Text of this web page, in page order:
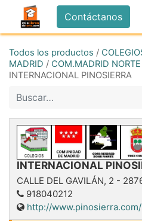
Contáctanos
Todos los productos /
MADRID / COM.MADRID NORTE
INTERNACIONAL PINOSIERRA
INTERNACIONAL
CALLE DEL GAVILÁN, 2 -
918040212
http://www.pinosierra.com/